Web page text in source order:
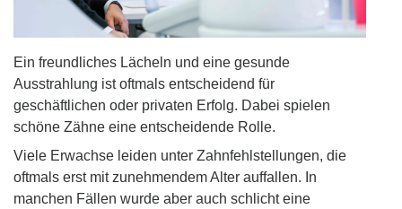
Ein freundliches Lächeln und eine gesunde
Ausstrahlung ist oftmals entscheidend für
geschäftlichen oder privaten Erfolg. Dabei spielen
schöne Zähne eine entscheidende Rolle.
Viele Erwachse leiden unter Zahnfehlstellungen, die
oftmals erst mit zunehmendem Alter auffallen. In
manchen Fällen wurde aber auch schlicht eine